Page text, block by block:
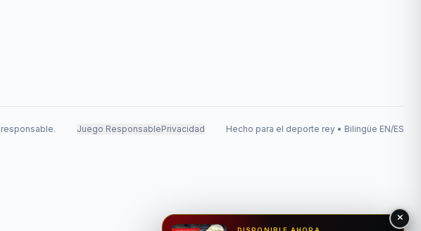
Juego ResponsablePrivacidad Hecho para el deporte rey • Bilingüe EN/ES